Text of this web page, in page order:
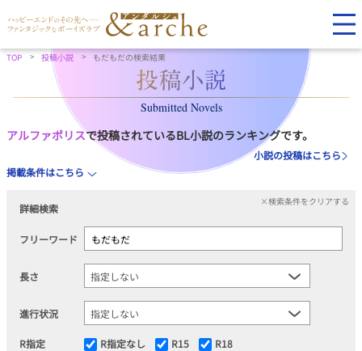
TOP 投稿小説 もだもだの検索結果
Submitted Novels
アルファポリスで投稿されているBL小説のランキングです。
小説の投稿はこちら
掲載条件はこちら
詳細検索
×検索条件をクリアする
フリーワード
長さ
進行状況
R指定 R指定なし R15 R18